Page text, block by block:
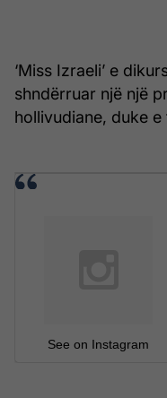
‘Miss Izraeli’ e
shndërruar një një
hollivudiane, duke
See on Instagram